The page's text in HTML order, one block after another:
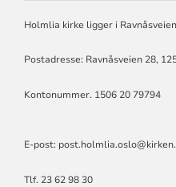
Holmlia kirke ligger i
Postadresse: Ravnåsveien 28,
Kontonummer. 1506 20 79794
E-post:
Tlf. 23 62 98 30